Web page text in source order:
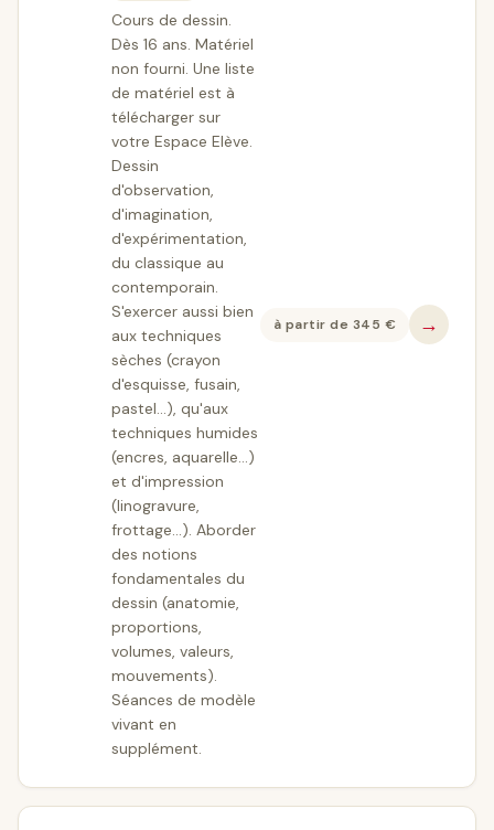
Cours de dessin.
Dès 16 ans. Matériel
non fourni. Une liste
de matériel est à
télécharger sur
votre Espace Elève.
Dessin
d'observation,
d'imagination,
d'expérimentation,
du classique au
contemporain.
S'exercer aussi bien
aux techniques
sèches (crayon
d'esquisse, fusain,
pastel...), qu'aux
techniques humides
(encres, aquarelle…)
et d'impression
(linogravure,
frottage...). Aborder
des notions
fondamentales du
dessin (anatomie,
proportions,
volumes, valeurs,
mouvements).
Séances de modèle
vivant en
supplément.
à partir de 345 € →